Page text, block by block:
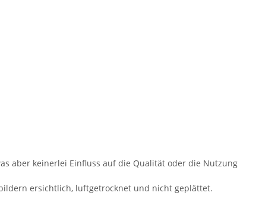
aber keinerlei Einfluss auf die Qualität oder die Nutzung
ersichtlich, luftgetrocknet und nicht geplättet.